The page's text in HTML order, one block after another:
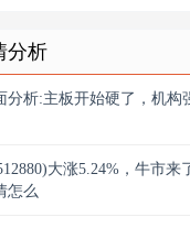
分析
分析:主板开始硬了，机构
大涨5.24%，牛市来
怎么